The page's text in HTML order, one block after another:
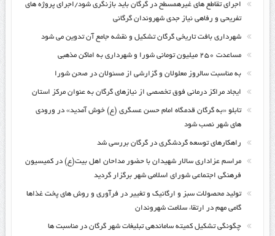
اجرای تقاطع های غیرهمسطح در گرگان باید بازنگری شود/اجرای پروژه های
تفریحی و رفاهی نیاز جدی شهروندان گرگانی
شهرداری بافت تاریخی گرگان تشکیل و نقشه جامع آن تدوین می شود
مساعدت ۲۵۰ میلیون تومانی شورا و شهرداری به اماکن مذهبی
به مناسبت سالروز معلولان و گزارشی از مسئولان در صحن شورا
ایجاد مراکز درمانی فوق تخصصی از نیازهای گرگان به عنوان مرکز استان
تابلو «به گرگان قدمگاه امام حسن عسگری (ع) خوش آمدید» در ورودی
های شهر نصب شود
راهکارهای توسعه گردشگری در گرگان بررسی شد
مراسم عزاداری سالار شهیدان با حضور مداحان اهل بیت(ع) در کمیسیون
فرهنگی اجتماعی شورای اسلامی شهر برگزار گردید
تولید محصولات سبز و ارگانیک و تغییر در فرآوری و روش های پخت غذاها
گامی مهم در ارتقاء سلامت شهروندان
چگونگی تشکیل کمیته ساماندهی تبلیغات شهر گرگان در مناسبت ها